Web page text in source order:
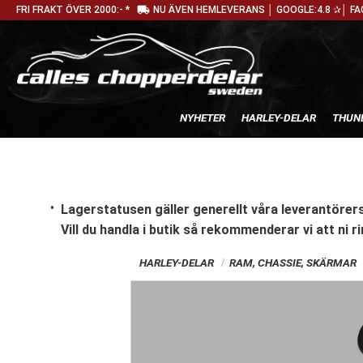
FRI FRAKT ÖVER 2000:- * local_shipping NU ÄVEN HEMLEVERANS │ GOOGLE:4.8 ✰│
NYHETER HARLEY-DELAR
Lagerstatusen gäller generellt våra
Vill du handla i butik så rekommenderar vi att ni
HARLEY-DELAR RAM, CHASSIE, SKÄRMAR